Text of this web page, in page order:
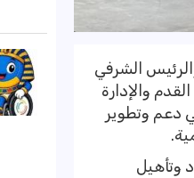
الشرفي
والإدارة
دعم وتطوير
وتأهيل